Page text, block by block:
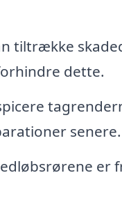
tiltrække
dette.
senere.
er